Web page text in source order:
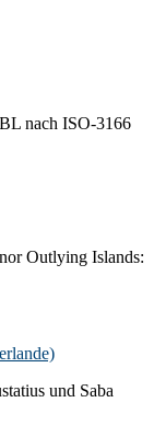
nach ISO-3166
Outlying Islands:
und Saba